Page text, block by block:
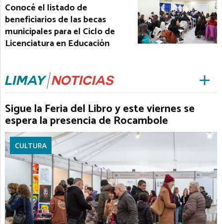
Conocé el listado de
beneficiarios de las becas
municipales para el Ciclo de
Licenciatura en Educación
Sigue la Feria del Libro y este viernes se
espera la presencia de Rocambole
CULTURA